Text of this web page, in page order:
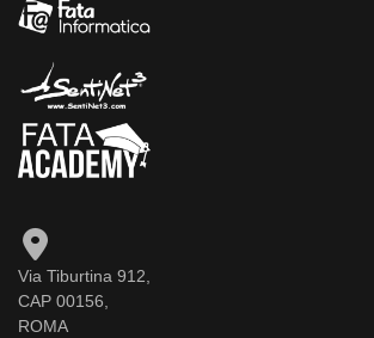
Via Tiburtina 912,
CAP 00156,
ROMA